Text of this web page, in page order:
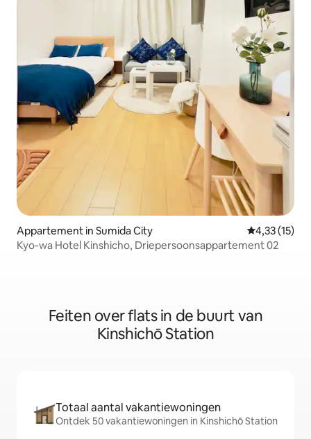
Appartement in Sumida City Gemiddelde
4,33 (15)
Kyo-wa Hotel Kinshicho, Driepersoonsappartement 02
Feiten over flats in de buurt van
Kinshichō Station
Totaal aantal vakantiewoningen
Ontdek 50 vakantiewoningen in Kinshichō Station